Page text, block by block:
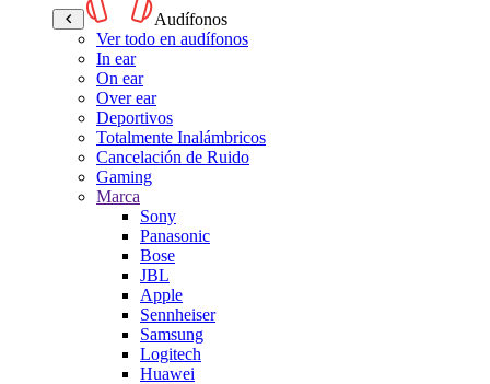
Audífonos
Ver todo en audífonos
In ear
On ear
Over ear
Deportivos
Totalmente Inalámbricos
Cancelación de Ruido
Gaming
Marca
Sony
Panasonic
Bose
JBL
Apple
Sennheiser
Samsung
Logitech
Huawei